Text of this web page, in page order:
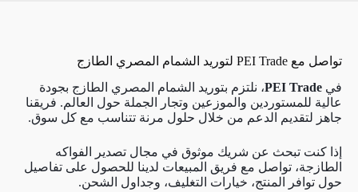
تواصل مع PEI Trade لتوريد الشمام المصري الطازج
في PEI Trade، نلتزم بتوريد الشمام المصري الطازج بجودة
عالية للمستوردين والموزعين وتجار الجملة حول العالم. فريقنا
جاهز لتقديم الدعم من خلال حلول مرنة تتناسب مع كل سوق.
إذا كنت تبحث عن شريك موثوق في مجال تصدير الفواكه
الطازجة، تواصل مع فريق المبيعات لدينا للحصول على تفاصيل
حول توافر المنتج، خيارات التغليف، وجداول الشحن.